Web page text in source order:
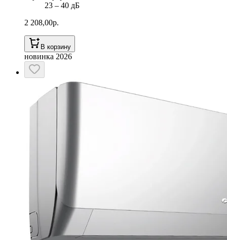
23 ‒ 40 дБ
2 208,00р.
В корзину
новинка 2026